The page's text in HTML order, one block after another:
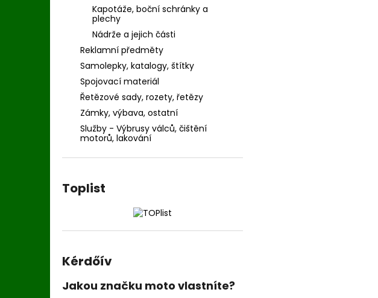
Kapotáže, boční schránky a
plechy
Nádrže a jejich části
Reklamní předměty
Samolepky, katalogy, štítky
Spojovací materiál
Řetězové sady, rozety, řetězy
Zámky, výbava, ostatní
Služby - Výbrusy válců, čištění
motorů, lakování
Toplist
Kérdőív
Jakou značku moto vlastníte?